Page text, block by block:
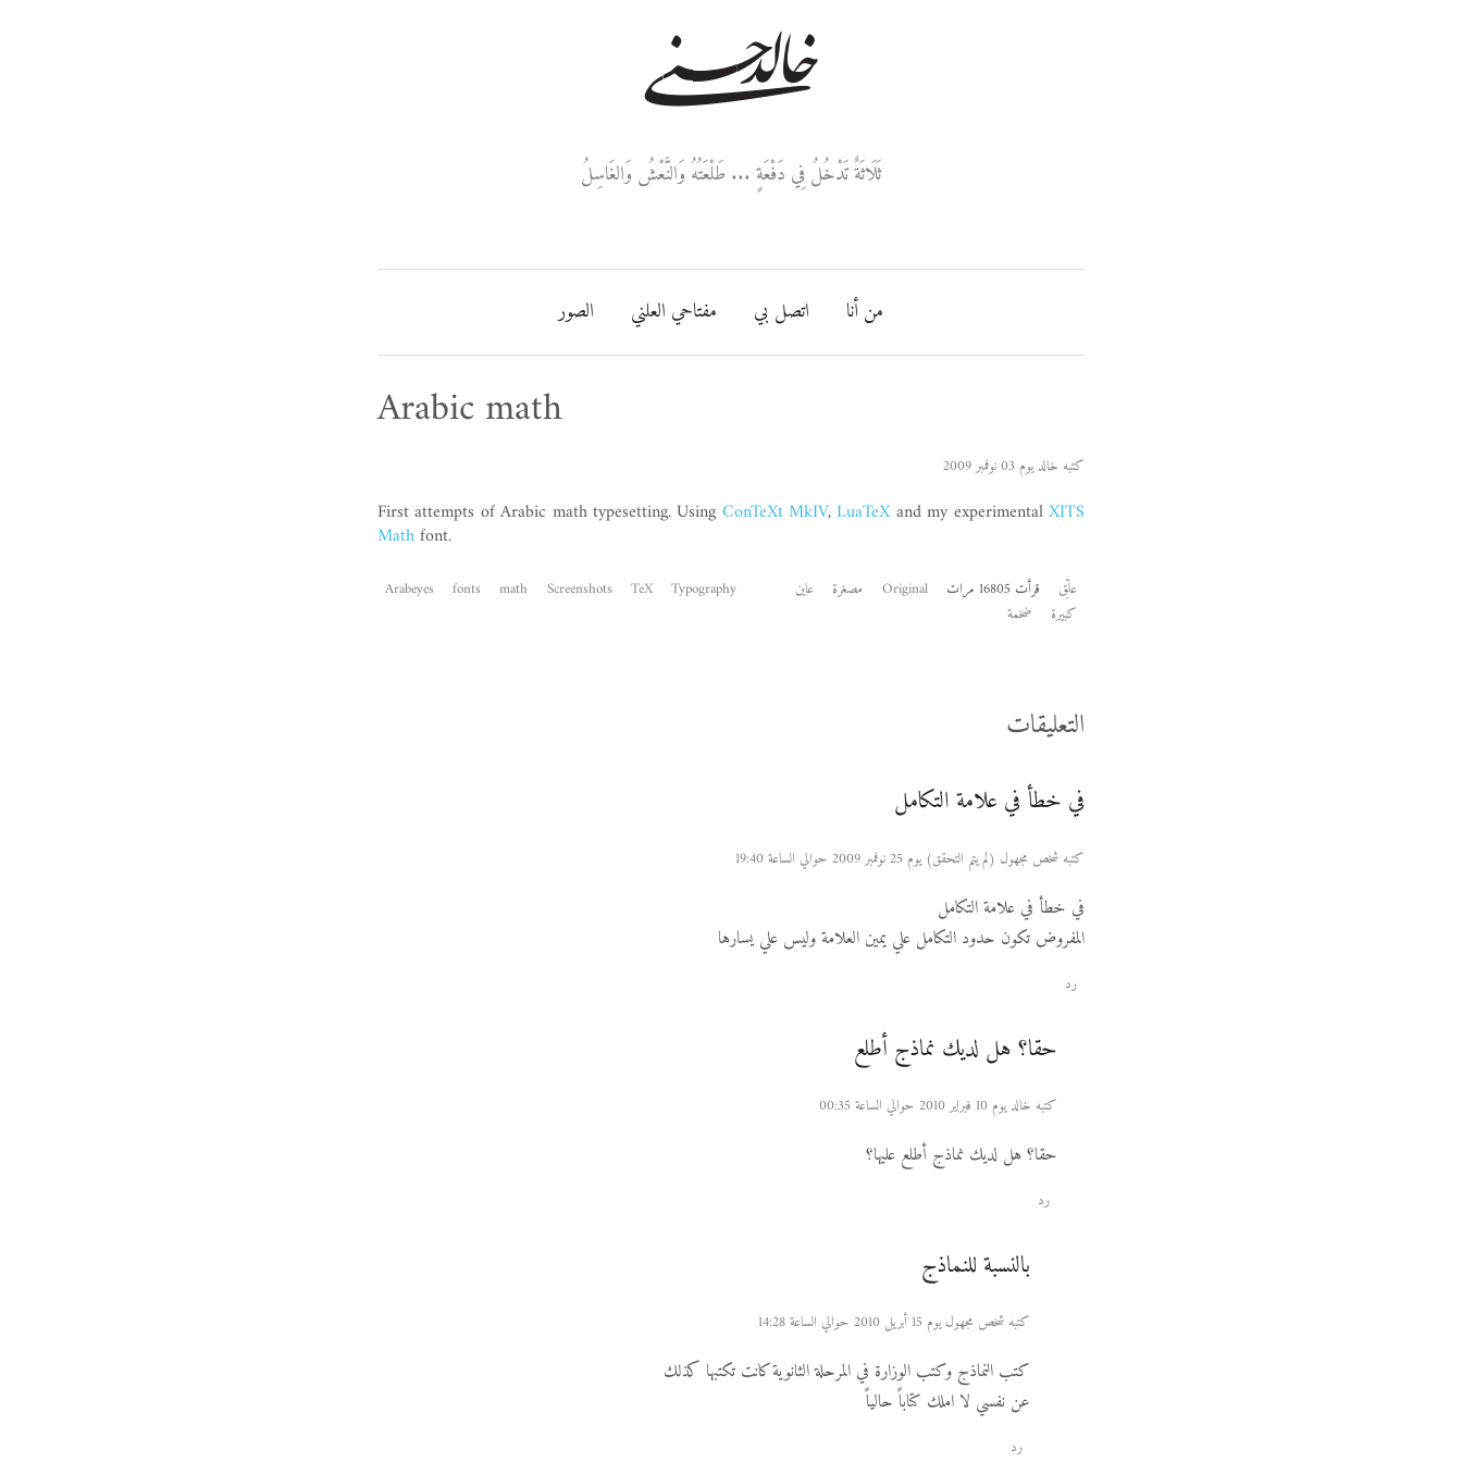
خالد حسني
ثَلَاثَةٌ تَدْخُلُ فِي دَفْعَةٍ ... طَلْعَتُهُ وَالنَّعْشُ وَالغَاسِلُ
من أنا اتصل بي مفتاحي العلني الصور
Arabic math
كتبه خالد يوم 03 نوفمبر 2009
First attempts of Arabic math typesetting. Using ConTeXt MkIV,LuaTeXand my experimentalXITS
Mathfont.
Arabeyes fonts math Screenshots TeX Typography علِّق قرأت 16805 مرات Original مصغرة
عاين
كبيرة
ضخمة
التعليقات
في خطأ في علامة التكامل
كتبه شخص مجهول (لم يتم التحقق) يوم 25 نوفمبر 2009 حوالي الساعة 19:40
في خطأ في علامة التكامل
المفروض تكون حدود التكامل علي يمين العلامة وليس علي يسارها
رد
حقا؟ هل لديك نماذج أطلع
كتبه خالد يوم 10 فبراير 2010 حوالي الساعة 00:35
حقا؟ هل لديك نماذج أطلع عليها؟
رد
بالنسبة للنماذج
كتبه شخص مجهول يوم 15 أبريل 2010 حوالي الساعة 14:28
كتب النماذج وكتب الوزارة في المرحلة الثانوية كانت تكتبها كذلك
عن نفسي لا املك كتاباً حالياً
رد